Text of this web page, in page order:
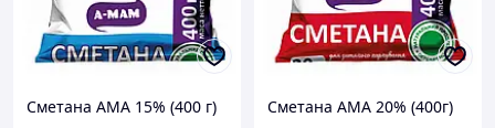
Сметана АМА 15% (400 г) Сметана АМА 20% (400г)